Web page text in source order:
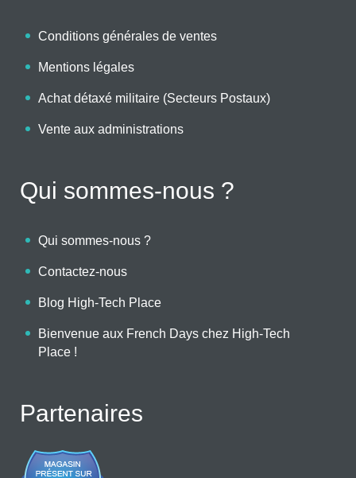
Conditions générales de ventes
Mentions légales
Achat détaxé militaire (Secteurs Postaux)
Vente aux administrations
Qui sommes-nous ?
Qui sommes-nous ?
Contactez-nous
Blog High-Tech Place
Bienvenue aux French Days chez High-Tech
Place !
Partenaires